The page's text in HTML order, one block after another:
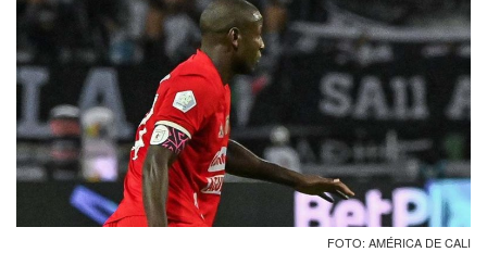
FOTO: AMÉRICA DE CALI